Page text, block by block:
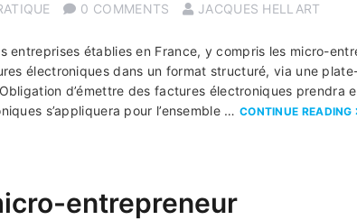
0 COMMENTS JACQUES HELLART
entreprises établies en France, y compris les micro-
électroniques dans un format structuré, via une
d’émettre des factures électroniques prendra
s’appliquera pour l’ensemble … CONTINUE READING
entrepreneur